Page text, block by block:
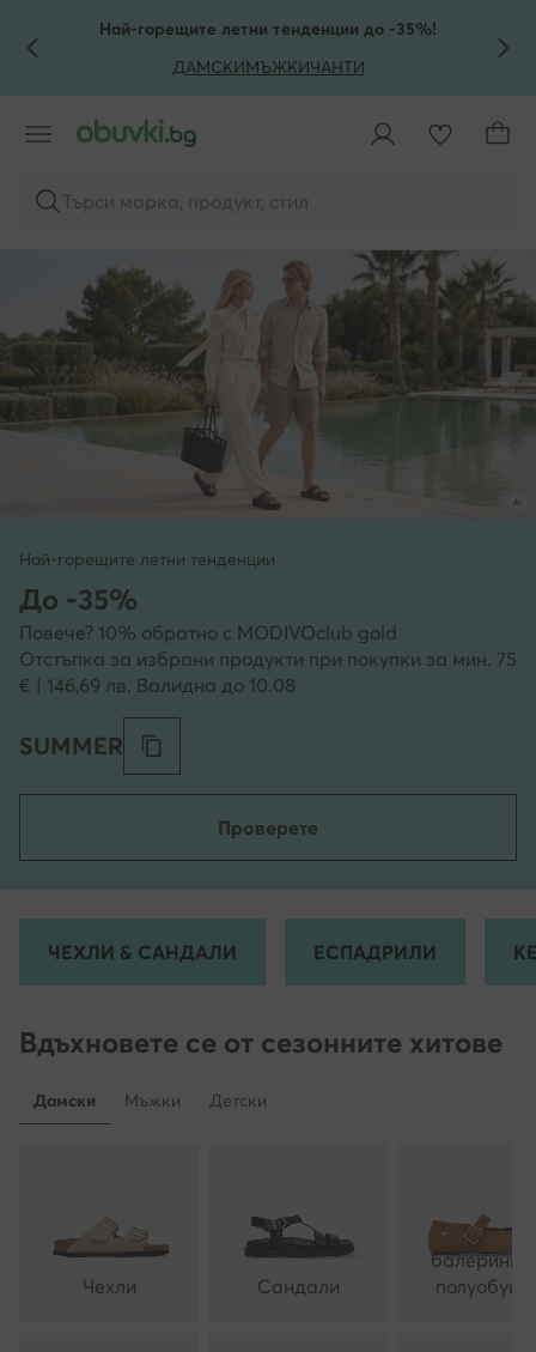
КЪМ ОСНОВНОТО СЪДЪРЖАНИЕ
КЪМ ТЪРСЕНЕНай-горещите летни тенденции до -35%!
ДАМСКИМЪЖКИЧАНТИ
Търси марка, продукт, стил
Най-горещите летни тенденции
До -35%
Повече? 10% обратно с MODIVOclub gold
Отстъпка за избрани продукти при покупки за мин. 75
€ | 146,69 лв. Валидна до 10.08
SUMMER
Проверете
ЧЕХЛИ & САНДАЛИ ЕСПАДРИЛИ
Вдъхновете се от сезонните хитове
Дамски Мъжки Детски
Чехли Сандали
балеринки